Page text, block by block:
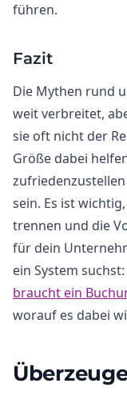
führen.
Fazit
Die Mythen rund
weit verbreitet,
sie oft nicht der
Größe dabei
sein. Es ist
trennen und die
für dein
ein System
braucht ein
worauf es dabei